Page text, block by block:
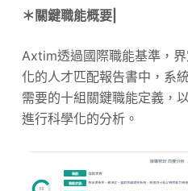
＊關鍵職能概要|
Axtim透過國際職能基準，
化的人才匹配報告書中，系
需要的十組關鍵職能定義，
進行科學化的分析。